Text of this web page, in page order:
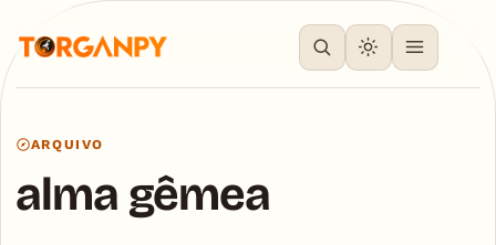
ARQUIVO
alma gêmea